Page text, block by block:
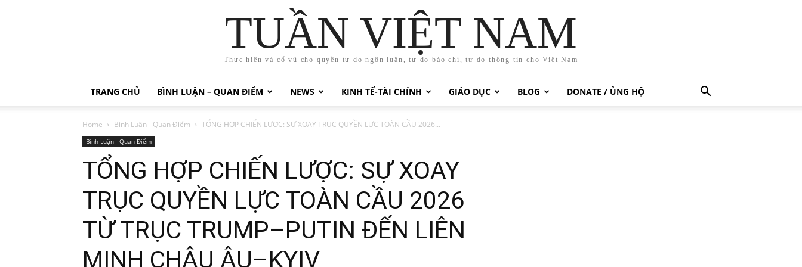
TUẦN VIỆT NAM
Thực hiện và cổ vũ cho quyền tự do ngôn luận, tự do báo chí, tự do thông tin cho Việt Nam
TRANG CHỦ BÌNH LUẬN – QUAN ĐIỂM NEWS KINH TẾ-TÀI CHÍNH GIÁO DỤC BLOG DONATE / ỦNG HỘ
Home Bình Luận - Quan Điểm TỔNG HỢP CHIẾN LƯỢC: SỰ XOAY TRỤC QUYỀN LỰC TOÀN CẦU 2026...
Bình Luận - Quan Điểm
TỔNG HỢP CHIẾN LƯỢC: SỰ XOAY
TRỤC QUYỀN LỰC TOÀN CẦU 2026
TỪ TRỤC TRUMP–PUTIN ĐẾN LIÊN
MINH CHÂU ÂU–KYIV